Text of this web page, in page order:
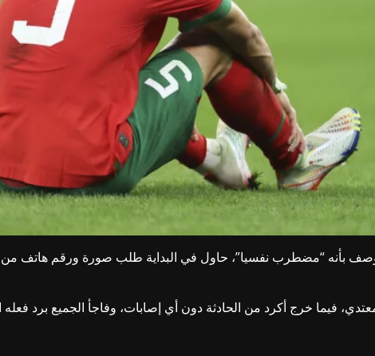
“مضطرب نفسيا”، حاول في البداية طلب صورة ورقم هاتف من
فيما خرج أكرد من الحادثة دون أي إصابات، وفاجأ الجميع برد